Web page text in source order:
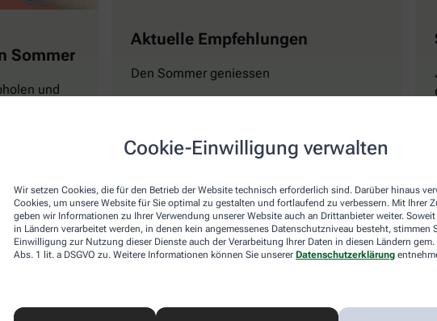
Cookie-Einwilligung verwalten
Wir setzen Cookies, die für den Betrieb der Website technisch erforderlich sind. Darüber hinaus
Cookies, um unsere Website für Sie optimal zu gestalten und fortlaufend zu verbessern. Mit Ihrer
geben wir Informationen zu Ihrer Verwendung unserer Website auch an Drittanbieter weiter. Soweit
in Ländern verarbeitet werden, in denen kein angemessenes Datenschutzniveau besteht, stimmen
Einwilligung zur Nutzung dieser Dienste auch der Verarbeitung Ihrer Daten in diesen Ländern
Abs. 1 lit. a DSGVO zu. Weitere Informationen können Sie unserer Datenschutzerklärung
Sommer
und
Aktuelle Empfehlungen
Den Sommer geniessen
Mehr erfahren
Magazin GESUND